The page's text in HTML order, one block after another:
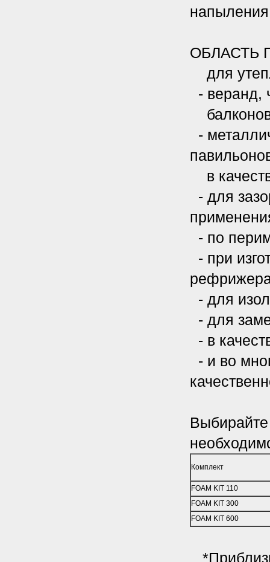
ОБЛАСТЬ
для
- веранд,
-
в
- для
- по
- при
- для
- для
- в
- и во
Комплект
FOAM KIT 110
FOAM KIT 300
FOAM KIT 600